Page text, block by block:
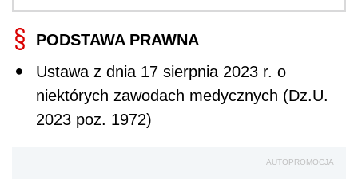
PODSTAWA PRAWNA
Ustawa z dnia 17 sierpnia 2023 r. o
niektórych zawodach medycznych (Dz.U.
2023 poz. 1972)
AUTOPROMOCJA